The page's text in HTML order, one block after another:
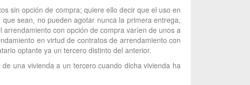
sin opción de compra; quiere ello decir que el uso en
sean, no pueden agotar nunca la primera entrega,
con opción de compra varíen de unos a
en virtud de contratos de arrendamiento con
optante ya un tercero distinto del anterior.
una vivienda a un tercero cuando dicha vivienda ha